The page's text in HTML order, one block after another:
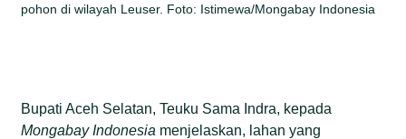
pohon di wilayah Leuser. Foto: Istimewa/Mongabay Indonesia
Bupati Aceh Selatan, Teuku Sama Indra, kepada
Mongabay Indonesia menjelaskan, lahan yang